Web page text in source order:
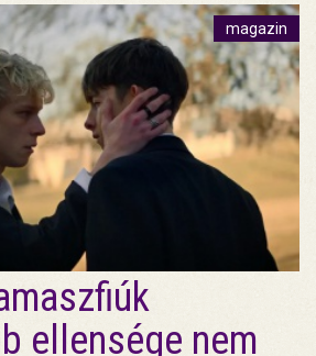
magazin
ellensége nem